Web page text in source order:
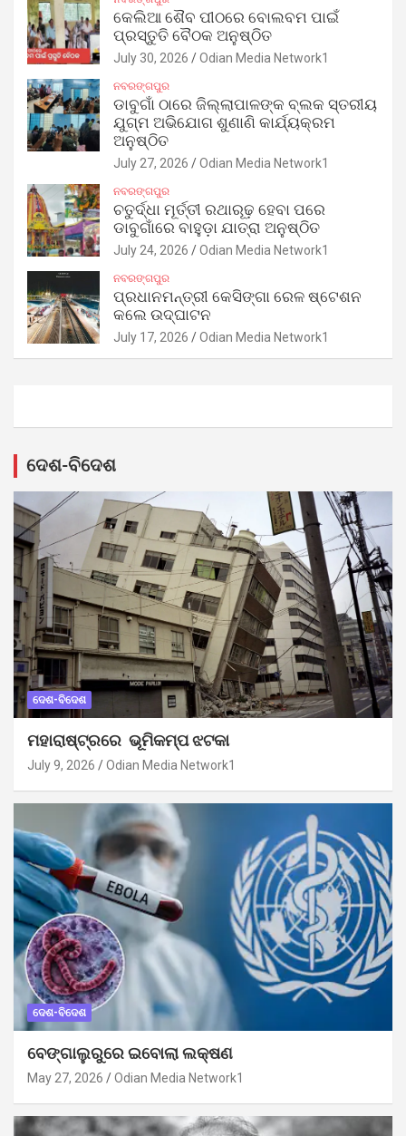
କେଲିଆ ଶୈବ ପୀଠରେ ବୋଲବମ ପାଇଁ
ପ୍ରସ୍ତୁତି ବୈଠକ ଅନୁଷ୍ଠିତ
July 30, 2026 Odian Media Network1
ନବରଙ୍ଗପୁର
ଡାବୁଗାଁ ଠାରେ ଜିଲ୍ଲାପାଳଙ୍କ ବ୍ଲକ ସ୍ତରୀୟ
ଯୁଗ୍ମ ଅଭିଯୋଗ ଶୁଣାଣି କାର୍ଯ୍ୟକ୍ରମ
ଅନୁଷ୍ଠିତ
July 27, 2026 Odian Media Network1
ନବରଙ୍ଗପୁର
ଚତୁର୍ଦ୍ଧା ମୂର୍ତ୍ତୀ ରଥାରୂଢ଼ ହେବା ପରେ
ଡାବୁଗାଁରେ ବାହୁଡ଼ା ଯାତ୍ରା ଅନୁଷ୍ଠିତ
July 24, 2026 Odian Media Network1
ନବରଙ୍ଗପୁର
ପ୍ରଧାନମନ୍ତ୍ରୀ କେସିଙ୍ଗା ରେଳ ଷ୍ଟେଶନ
କଲେ ଉଦ୍‌ଘାଟନ
July 17, 2026 Odian Media Network1
ଦେଶ-ବିଦେଶ
ଦେଶ-ବିଦେଶ
ମହାରାଷ୍ଟ୍ରରେ ଭୂମିକମ୍ପ ଝଟକା
July 9, 2026 Odian Media Network1
ଦେଶ-ବିଦେଶ
ବେଙ୍ଗାଲୁରୁରେ ଇବୋଲା ଲକ୍ଷଣ
May 27, 2026 Odian Media Network1